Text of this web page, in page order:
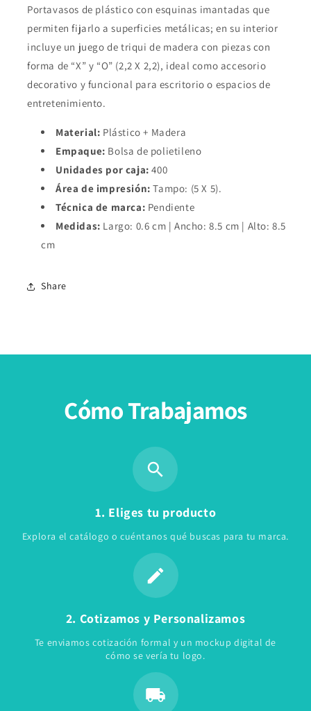
Portavasos de plástico con esquinas imantadas que
permiten fijarlo a superficies metálicas; en su interior
incluye un juego de triqui de madera con piezas con
forma de “X” y “O” (2,2 X 2,2), ideal como accesorio
decorativo y funcional para escritorio o espacios de
entretenimiento.
Material: Plástico + Madera
Empaque: Bolsa de polietileno
Unidades por caja: 400
Área de impresión: Tampo: (5 X 5).
Técnica de marca: Pendiente
Medidas: Largo: 0.6 cm | Ancho: 8.5 cm | Alto: 8.5
cm
Share
Cómo Trabajamos
1. Eliges tu producto
Explora el catálogo o cuéntanos qué buscas para tu marca.
2. Cotizamos y Personalizamos
Te enviamos cotización formal y un mockup digital de
cómo se vería tu logo.